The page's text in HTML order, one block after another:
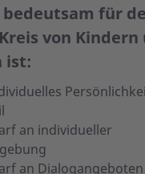
bedeutsam für
von Kindern
ist:
an individueller
an